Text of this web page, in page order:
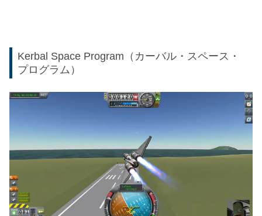
Kerbal Space Program（カーバル・スペース・
プログラム）